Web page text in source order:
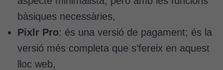
bàsiques necessàries,
Pixlr Pro: és una versió de pagament; és la
versió més completa que s’fereix en aquest
lloc web,